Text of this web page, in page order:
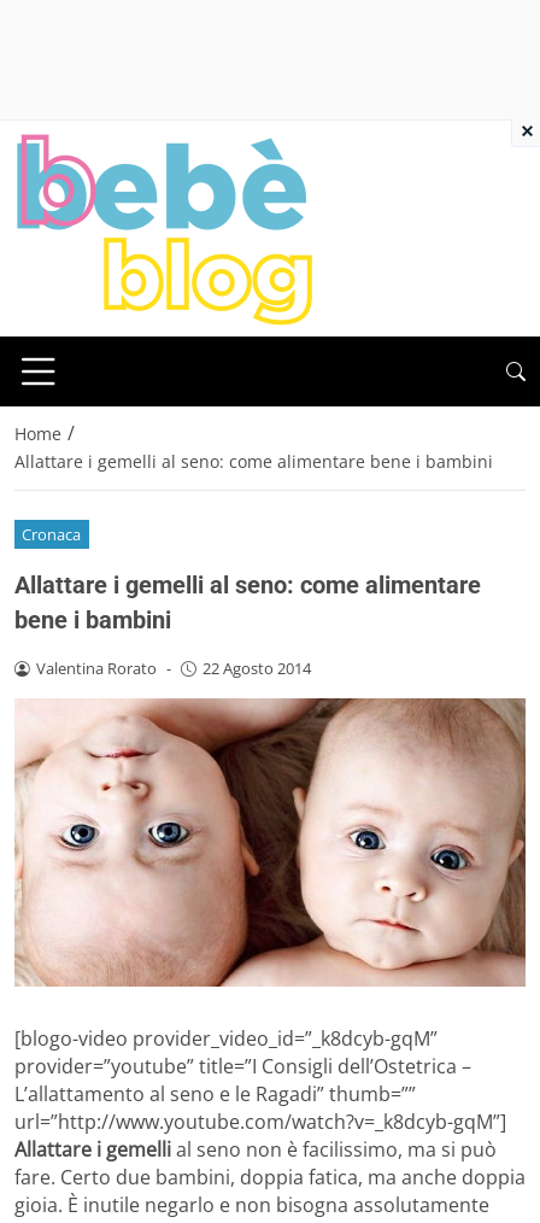
Home /
Allattare i gemelli al seno: come alimentare bene i bambini
Cronaca
Allattare i gemelli al seno: come alimentare
bene i bambini
Valentina Rorato - 22 Agosto 2014
[blogo-video provider_video_id=”_k8dcyb-gqM”
provider=”youtube” title=”I Consigli dell’Ostetrica –
L’allattamento al seno e le Ragadi” thumb=””
url=”http://www.youtube.com/watch?v=_k8dcyb-gqM”]
Allattare i gemellial seno non è facilissimo, ma si può
fare. Certo due bambini, doppia fatica, ma anche doppia
gioia. È inutile negarlo e non bisogna assolutamente
×